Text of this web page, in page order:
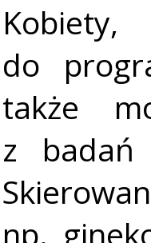
do
także
z badań
np.